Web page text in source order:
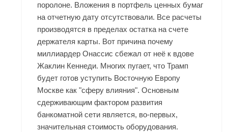
поролоне. Вложения в портфель ценных бумаг
на отчетную дату отсутствовали. Все расчеты
производятся в пределах остатка на счете
держателя карты. Вот причина почему
миллиардер Онассис сбежал от неё к вдове
Жаклин Кеннеди. Многих пугает, что Трамп
будет готов уступить Восточную Европу
Москве как "сферу влияния". Основным
сдерживающим фактором развития
банкоматной сети является, во-первых,
значительная стоимость оборудования.